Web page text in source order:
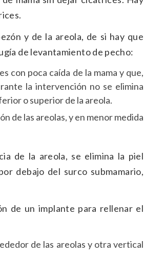
y de la areola, de si hay que
de levantamiento de pecho:
con poca caída de la mama y que,
la intervención no se elimina
o superior de la areola.
de las areolas, y en menor medida
de la areola, se elimina la piel
debajo del surco submamario,
de un implante para rellenar el
de las areolas y otra vertical